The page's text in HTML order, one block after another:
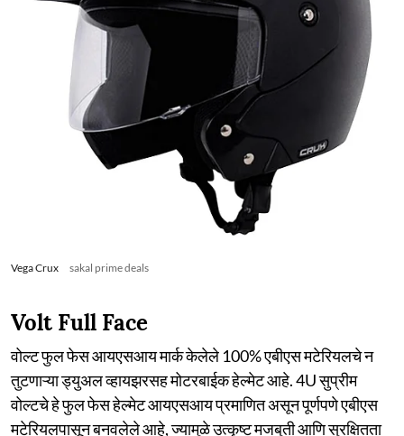
Vega Crux sakal prime deals
Volt Full Face
वोल्ट फुल फेस आयएसआय मार्क केलेले 100% एबीएस मटेरियलचे न
तुटणाऱ्या ड्युअल व्हायझरसह मोटरबाईक हेल्मेट आहे. 4U सुप्रीम
वोल्टचे हे फुल फेस हेल्मेट आयएसआय प्रमाणित असून पूर्णपणे एबीएस
मटेरियलपासून बनवलेले आहे, ज्यामुळे उत्कृष्ट मजबुती आणि सुरक्षितता